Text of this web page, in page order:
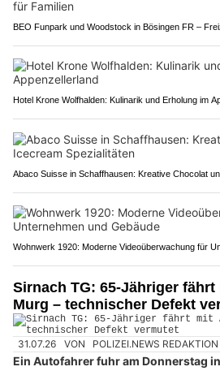
BEO Funpark und Woodstock in Bösingen FR –
Hotel Krone Wolfhalden: Kulinarik und Erholung im
Abaco Suisse in Schaffhausen: Kreative Chocolat
Wohnwerk 1920: Moderne Videoüberwachung für
Sirnach TG: 65-Jähriger
Murg – technischer Defekt
31.07.26 VON POLIZEI.NEWS REDAKTION
Ein Autofahrer fuhr am Donnerstag